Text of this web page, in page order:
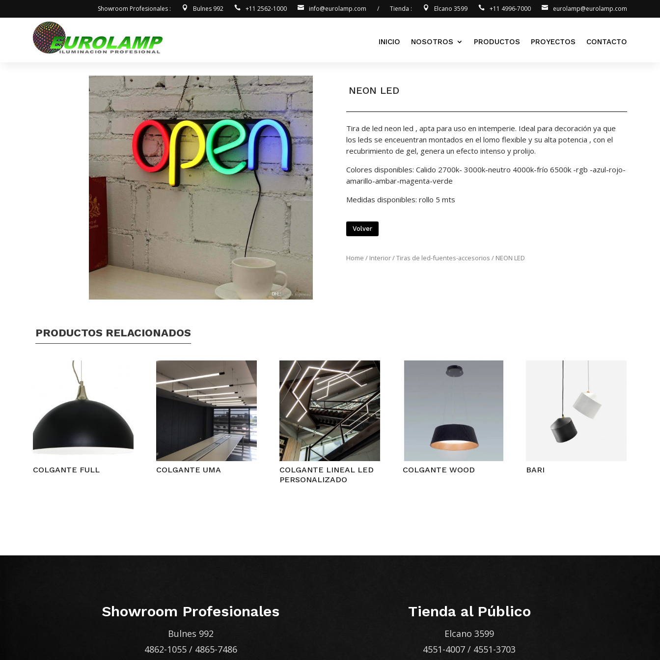
Showroom Profesionales : Bulnes 992 +11 2562-1000 info@eurolamp.com / Tienda : Elcano 3599 +11 4996-7000 eurolamp@eurolamp.com
INICIO NOSOTROS PRODUCTOS PROYECTOS CONTACTO
NEON LED
Tira de led neon led , apta para uso en intemperie. Ideal para decoración ya que
los leds se enceuentran montados en el lomo flexible y su alta potencia , con el
recubrimiento de gel, genera un efecto intenso y prolijo.
Colores disponibles: Calido 2700k- 3000k-neutro 4000k-frío 6500k -rgb -azul-rojo-
amarillo-ambar-magenta-verde
Medidas disponibles: rollo 5 mts
Volver
Home / Interior/Tiras de led-fuentes-accesorios / NEON LED
PRODUCTOS RELACIONADOS
COLGANTE FULL COLGANTE UMA
COLGANTE LINEAL LED
PERSONALIZADO
COLGANTE WOOD BARI
Showroom Profesionales
Bulnes 992
4862-1055/ 4865-7486
Tienda al Público
Elcano 3599
4551-4007 / 4551-3703